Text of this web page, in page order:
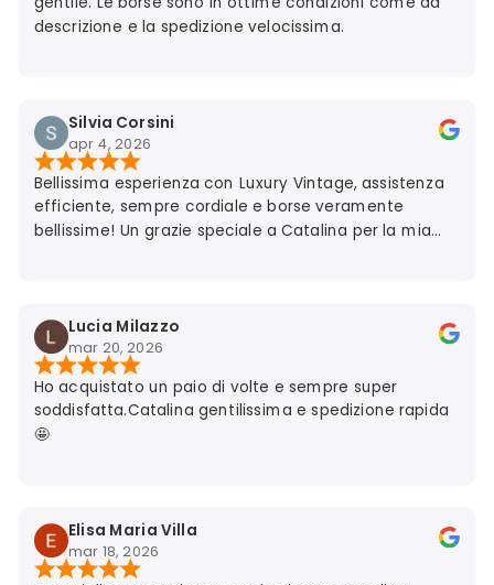
descrizione e la spedizione velocissima.
Silvia Corsini
apr 4, 2026
Bellissima esperienza con Luxury Vintage, assistenza
efficiente, sempre cordiale e borse veramente
bellissime! Un grazie speciale a Catalina per la mia
Lucia Milazzo
mar 20, 2026
Ho acquistato un paio di volte e sempre super
soddisfatta.Catalina gentilissima e spedizione rapida
🤩
Elisa Maria Villa
mar 18, 2026